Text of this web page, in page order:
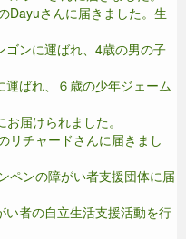
Dayuさんに届きました。生
ンに運ばれ、4歳の男の子
ばれ、６歳の少年ジェーム
届けられました。
リチャードさんに届きまし
ペンの障がい者支援団体に届
者の自立生活支援活動を行